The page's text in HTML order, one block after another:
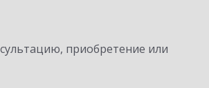
приобретение или